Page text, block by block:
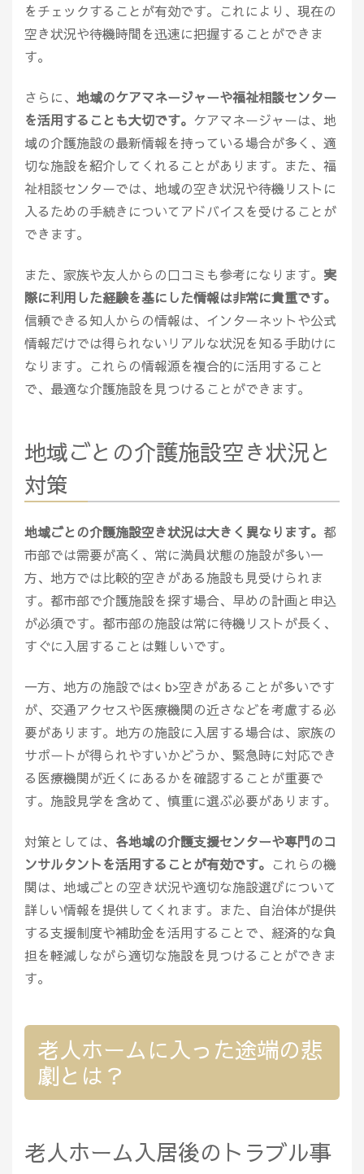
をチェックすることが有効です。これにより、現在の
空き状況や待機時間を迅速に把握することができま
す。
さらに、 地域のケアマネージャーや福祉相談センター
を活用することも大切です。 ケアマネージャーは、地
域の介護施設の最新情報を持っている場合が多く、適
切な施設を紹介してくれることがあります。また、福
祉相談センターでは、地域の空き状況や待機リストに
入るための手続きについてアドバイスを受けることが
できます。
また、家族や友人からの口コミも参考になります。 実
際に利用した経験を基にした情報は非常に貴重です。
信頼できる知人からの情報は、インターネットや公式
情報だけでは得られないリアルな状況を知る手助けに
なります。これらの情報源を複合的に活用すること
で、最適な介護施設を見つけることができます。
地域ごとの介護施設空き状況と
対策
地域ごとの介護施設空き状況は大きく異なります。 都
市部では需要が高く、常に満員状態の施設が多い一
方、地方では比較的空きがある施設も見受けられま
す。都市部で介護施設を探す場合、早めの計画と申込
が必須です。都市部の施設は常に待機リストが長く、
すぐに入居することは難しいです。
一方、地方の施設では< b>空きがあることが多いです
が、交通アクセスや医療機関の近さなどを考慮する必
要があります。地方の施設に入居する場合は、家族の
サポートが得られやすいかどうか、緊急時に対応でき
る医療機関が近くにあるかを確認することが重要で
す。施設見学を含めて、慎重に選ぶ必要があります。
対策としては、 各地域の介護支援センターや専門のコ
ンサルタントを活用することが有効です。 これらの機
関は、地域ごとの空き状況や適切な施設選びについて
詳しい情報を提供してくれます。また、自治体が提供
する支援制度や補助金を活用することで、経済的な負
担を軽減しながら適切な施設を見つけることができま
す。
老人ホームに入った途端の悲
劇とは？
老人ホーム入居後のトラブル事